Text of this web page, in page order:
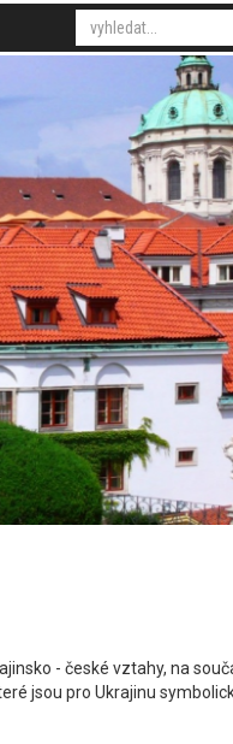
- české vztahy, na
jsou pro Ukrajinu